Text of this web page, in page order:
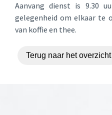
Aanvang dienst is 9.30
gelegenheid om elkaar te
van koffie en thee.
Terug naar het overzicht